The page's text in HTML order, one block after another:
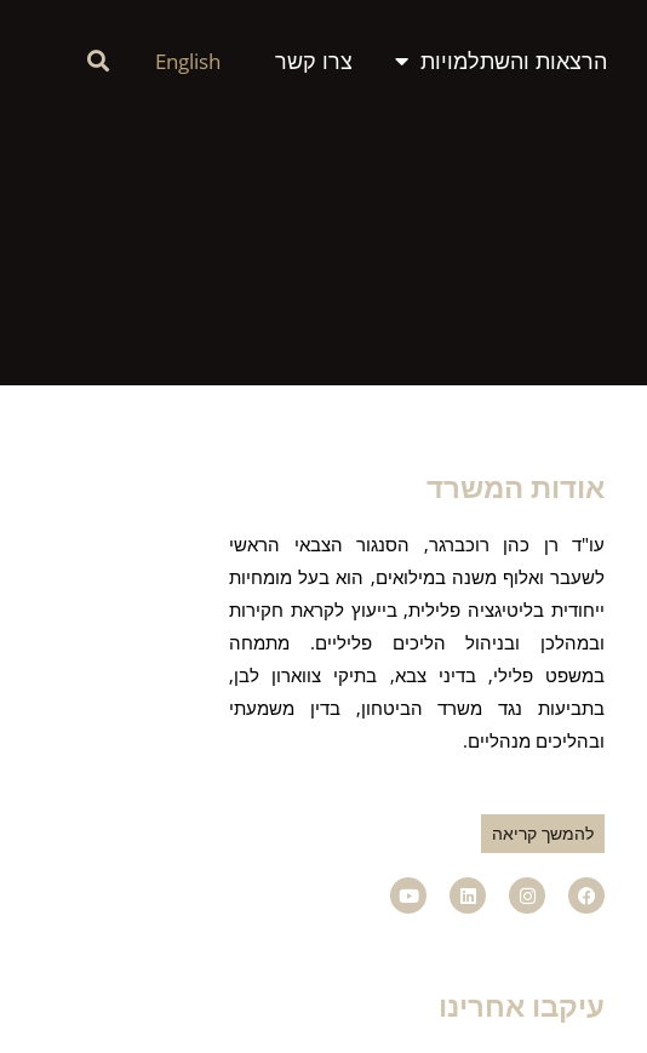
הרצאות והשתלמויות צרו קשר English
אודות המשרד
עו"ד רן כהן רוכברגר, הסנגור הצבאי הראשי
לשעבר ואלוף משנה במילואים, הוא בעל מומחיות
ייחודית בליטיגציה פלילית, בייעוץ לקראת חקירות
ובמהלכן ובניהול הליכים פליליים. מתמחה
במשפט פלילי, בדיני צבא, בתיקי צווארון לבן,
בתביעות נגד משרד הביטחון, בדין משמעתי
ובהליכים מנהליים.
להמשך קריאה
F
a
c
o
k
I
n
s
r
a
L
i
n
i
n
Y
o
u
עיקבו אחרינו